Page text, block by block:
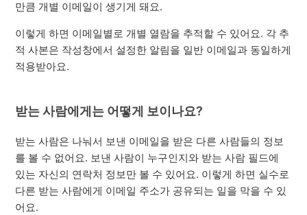
만큼 개별 이메일이 생기게 돼요.
이렇게 하면 이메일별로 개별 열람을 추적할 수 있어요. 각 추
적 사본은 작성창에서 설정한 알림을 일반 이메일과 동일하게
적용받아요.
받는 사람에게는 어떻게 보이나요?
받는 사람은 나눠서 보낸 이메일을 받은 다른 사람들의 정보
를 볼 수 없어요. 보낸 사람이 누구인지와 받는 사람 필드에
있는 자신의 연락처 정보만 볼 수 있어요. 이렇게 하면 실수로
다른 받는 사람에게 이메일 주소가 공유되는 일을 막을 수 있
어요.